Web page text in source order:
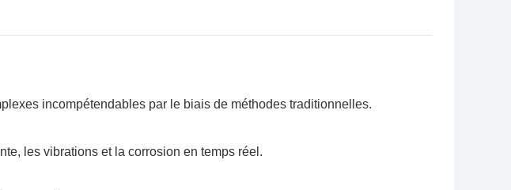
incompétendables par le biais de méthodes traditionnelles.
les vibrations et la corrosion en temps réel.